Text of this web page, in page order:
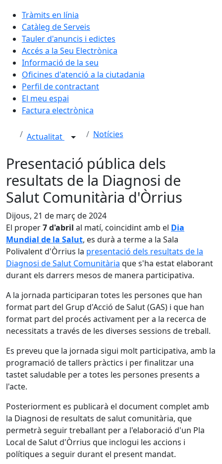
Tràmits en línia
Catàleg de Serveis
Tauler d'anuncis i edictes
Accés a la Seu Electrònica
Informació de la seu
Oficines d'atenció a la ciutadania
Perfil de contractant
El meu espai
Factura electrònica
Actualitat Notícies
Presentació pública dels
resultats de la Diagnosi de
Salut Comunitària d'Òrrius
Dijous, 21 de març de 2024
El proper7 d'abril al matí, coincidint amb el Dia
Mundial de la Salut, es durà a terme a la Sala
Polivalent d'Òrrius la presentació dels resultats de la
Diagnosi de Salut Comunitària que s'ha estat elaborant
durant els darrers mesos de manera participativa.
A la jornada participaran totes les persones que han
format part del Grup d'Acció de Salut (GAS) i que han
format part del procés activament per a la recerca de
necessitats a través de les diverses sessions de treball.
Es preveu que la jornada sigui molt participativa, amb la
programació de tallers pràctics i per finalitzar una
tastet saludable per a totes les persones presents a
l'acte.
Posteriorment es publicarà el document complet amb
la Diagnosi de resultats de salut comunitària, que
permetrà seguir treballant per a l'elaboració d'un Pla
Local de Salut d'Òrrius que inclogui les accions i
polítiques a seguir durant el present mandat.